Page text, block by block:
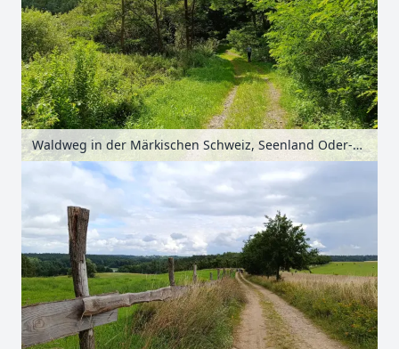
Waldweg in der Märkischen Schweiz, Seenland Oder-Spree, Brandenburg, Deutschland